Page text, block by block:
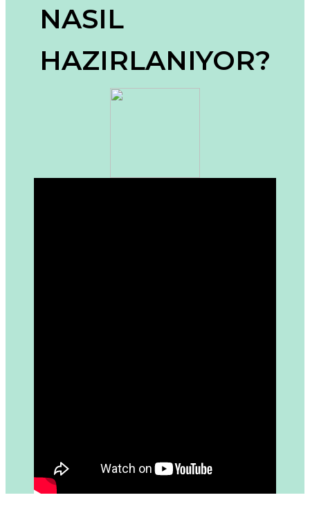
Ürün açıklamasında eksik bilgiler bulunuyor.
Ürün fiyatı diğer sitelerden daha pahalı.
Bu ürüne benzer farklı alternatifler olmalı.
NASIL
HAZIRLANIYOR?